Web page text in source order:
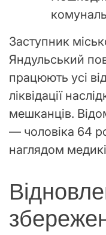
Заступник
Яндульський
працюють усі
ліквідації
мешканців.
— чоловіка 64
наглядом